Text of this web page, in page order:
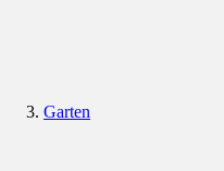
Garten